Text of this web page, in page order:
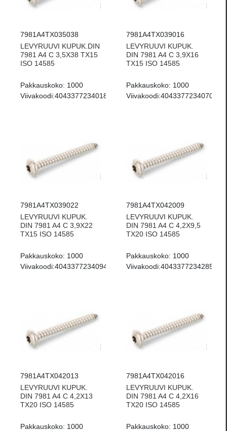
7981A4TX035038
LEVYRUUVI KUPUK.DIN
7981 A4 C 3,5X38 TX15
ISO 14585
Pakkauskoko: 1000
Viivakoodi:4043377234018
7981A4TX039016
LEVYRUUVI KUPUK.
DIN 7981 A4 C 3,9X16
TX15 ISO 14585
Pakkauskoko: 1000
Viivakoodi:4043377234070
7981A4TX039022
LEVYRUUVI KUPUK.
DIN 7981 A4 C 3,9X22
TX15 ISO 14585
Pakkauskoko: 1000
Viivakoodi:4043377234094
7981A4TX042009
LEVYRUUVI KUPUK.
DIN 7981 A4 C 4,2X9,5
TX20 ISO 14585
Pakkauskoko: 1000
Viivakoodi:4043377234285
7981A4TX042013
LEVYRUUVI KUPUK.
DIN 7981 A4 C 4,2X13
TX20 ISO 14585
Pakkauskoko: 1000
7981A4TX042016
LEVYRUUVI KUPUK.
DIN 7981 A4 C 4,2X16
TX20 ISO 14585
Pakkauskoko: 1000